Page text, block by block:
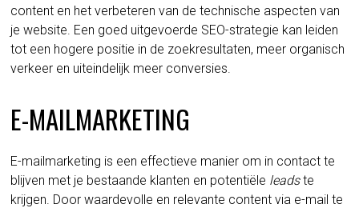
content en het verbeteren van de technische aspecten van
je website. Een goed uitgevoerde SEO-strategie kan leiden
tot een hogere positie in de zoekresultaten, meer organisch
verkeer en uiteindelijk meer conversies.
E-MAILMARKETING
E-mailmarketing is een effectieve manier om in contact te
blijven met je bestaande klanten en potentiële leadste
krijgen. Door waardevolle en relevante content via e-mail te